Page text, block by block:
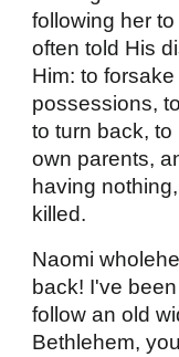
following her
often told His
Him: to
possessions,
to turn back,
own parents,
having
killed.
Naomi
back! I've
follow an old
Bethlehem,